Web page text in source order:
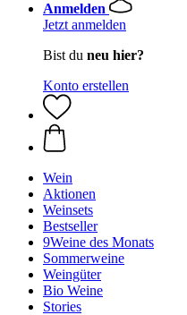
Anmelden
Jetzt anmelden
Bist du neu hier?
Konto erstellen
Wein
Aktionen
Weinsets
Bestseller
9Weine des Monats
Sommerweine
Weingüter
Bio Weine
Stories